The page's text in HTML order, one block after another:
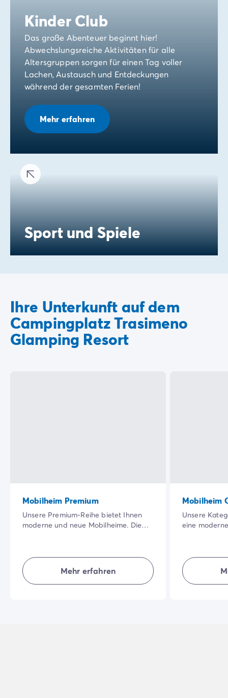
Kinder Club
Das große Abenteuer beginnt hier!
Abwechslungsreiche Aktivitäten für alle
Altersgruppen sorgen für einen Tag voller
Lachen, Austausch und Entdeckungen
während der gesamten Ferien!
Mehr erfahren
Sport und Spiele
Ihre Unterkunft auf dem
Campingplatz Trasimeno
Glamping Resort
Mobilheim Premium
Unsere Premium-Reihe bietet Ihnen
moderne und neue Mobilheime. Die
Qualität der Innenausstattung werden
Ihren Urlaub noch angenehmer
machen.
Mehr erfahren
Mobilheim
Unsere
eine
Unterkünfte
für einen